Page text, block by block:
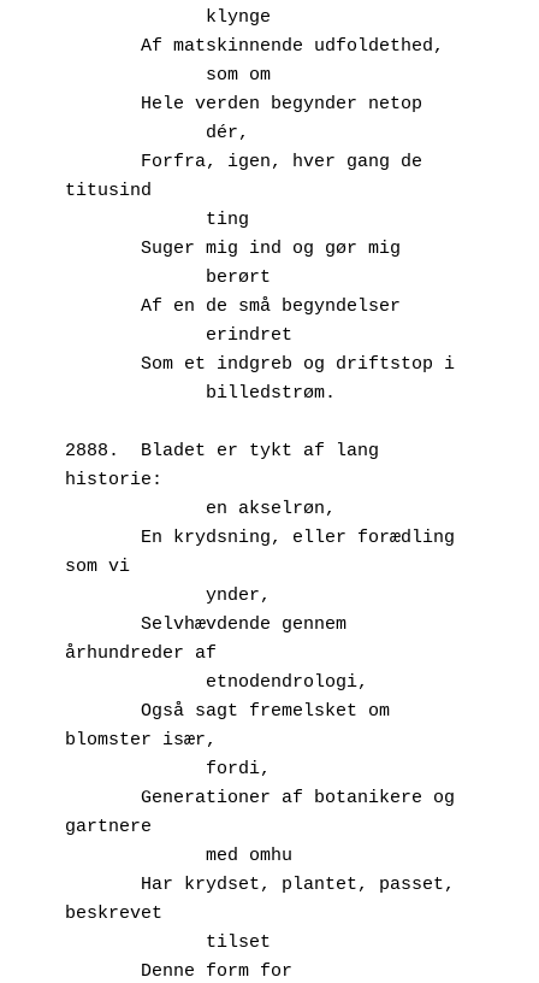
             klynge
       Af matskinnende udfoldethed,
             som om
       Hele verden begynder netop
             dér,
titusind
             ting
       Suger mig ind og gør mig
             berørt
       Af en de små begyndelser
             erindret
       Som et indgreb og driftstop i
             billedstrøm.
2888.  Bladet er tykt af lang
historie:
             en akselrøn,
som vi
             ynder,
århundreder af
             etnodendrologi,
blomster især,
             fordi,
gartnere
             med omhu
beskrevet
             tilset